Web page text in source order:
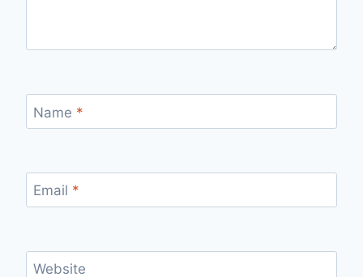
Name *
Email *
Website